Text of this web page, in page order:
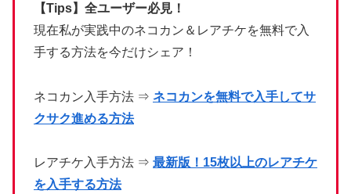
【Tips】全ユーザー必見！
現在私が実践中のネコカン＆レアチケを無料で入
手する方法を今だけシェア！
ネコカン入手方法 ⇒ ネコカンを無料で入手してサ
クサク進める方法
レアチケ入手方法 ⇒ 最新版！15枚以上のレアチケ
を入手する方法